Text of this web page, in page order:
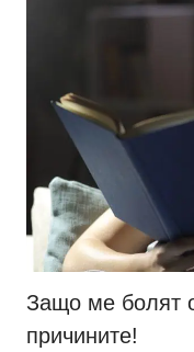
Защо ме болят
причините!